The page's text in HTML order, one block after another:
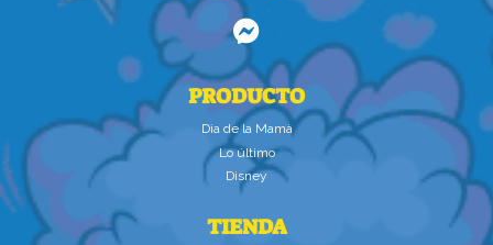
PRODUCTO
Dìa de la Mamà
Lo último
Disney
TIENDA